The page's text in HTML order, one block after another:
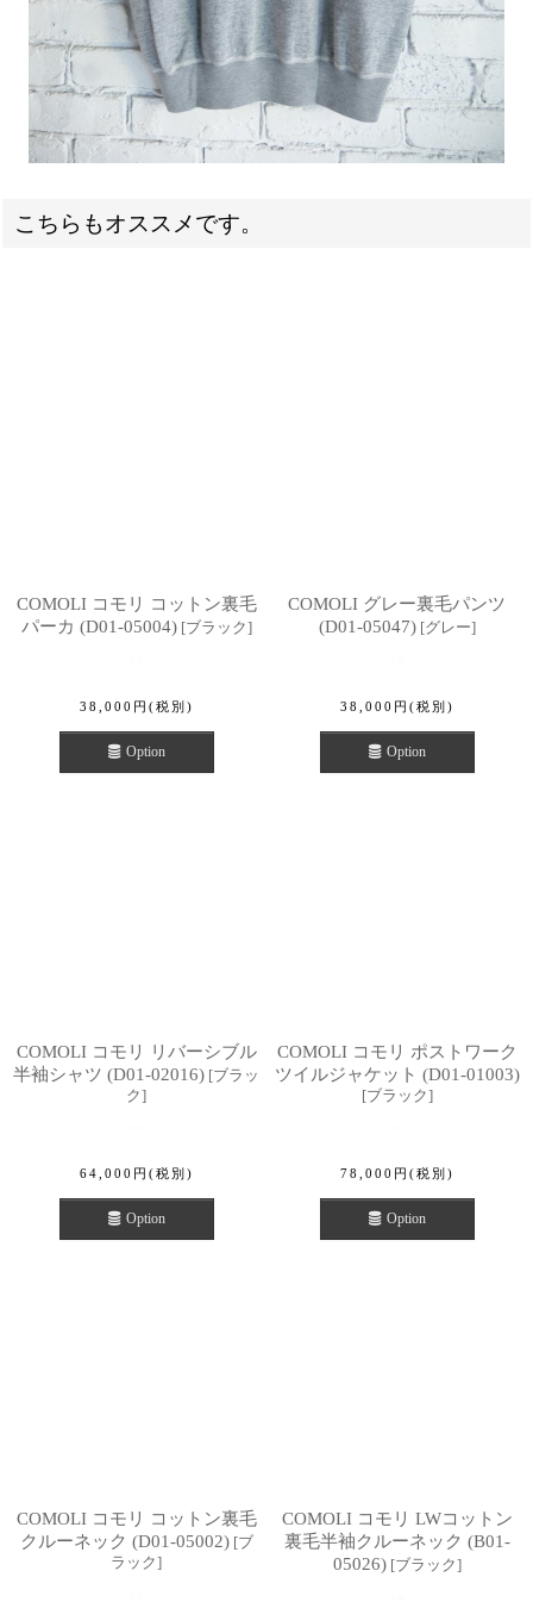
こちらもオススメです。
COMOLI コモリ コットン裏毛
パーカ (D01-05004) [ブラック]
38,000 円 (税別)
Option
COMOLI グレー裏毛パンツ
(D01-05047) [グレー]
38,000 円 (税別)
Option
COMOLI コモリ リバーシブル
半袖シャツ (D01-02016) [ブラッ
ク]
64,000 円 (税別)
Option
COMOLI コモリ ポストワーク
ツイルジャケット (D01-01003)
[ブラック]
78,000 円 (税別)
Option
COMOLI コモリ コットン裏毛
クルーネック (D01-05002) [ブ
ラック]
COMOLI コモリ LWコットン
裏毛半袖クルーネック (B01-
05026) [ブラック]